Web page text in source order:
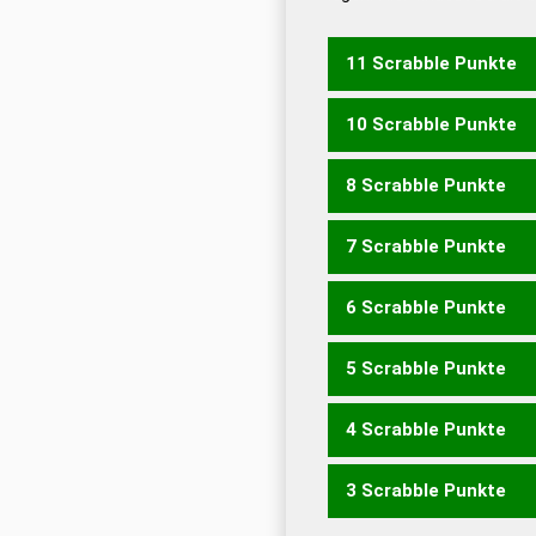
Universalwörterbuch
11 Scrabble Punkte
BEFREI BEREIF BERIEF
10 Scrabble Punkte
BRIEF FEBER FIBER
8 Scrabble Punkte
EIFER EIFRE FEIER FEIRE
7 Scrabble Punkte
FEIE FIER FREI REIF RIEF
6 Scrabble Punkte
FEE FEI BIER BREI BRIE
RIEB
5 Scrabble Punkte
BEI ERB
4 Scrabble Punkte
EIER EIRE
3 Scrabble Punkte